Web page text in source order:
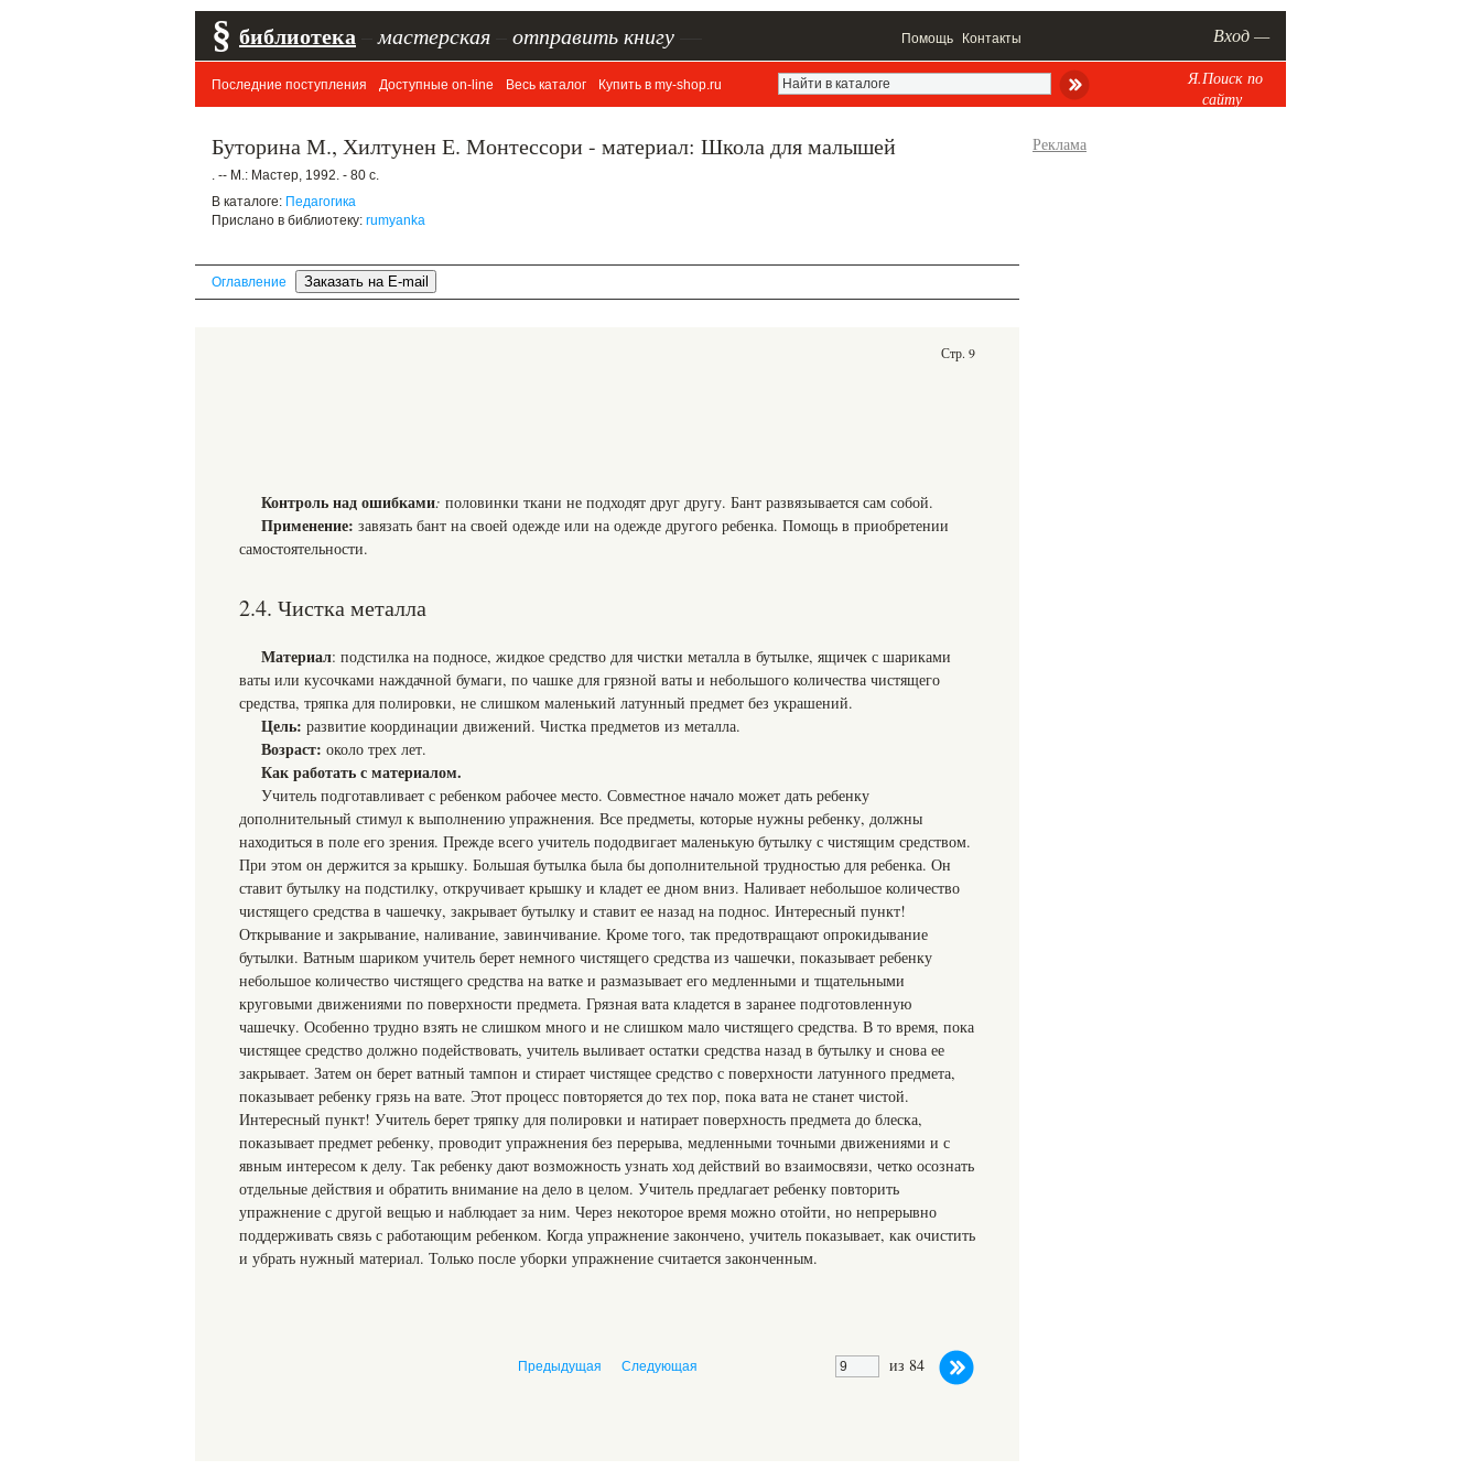
§ библиотека мастерская отправить книгу Помощь Контакты Вход —
Последние поступления Доступные on-line Весь каталог Купить в my-shop.ru
Я.Поиск по
сайту
Буторина М., Хилтунен Е. Монтессори - материал: Школа для малышей
. -- М.: Мастер, 1992. - 80 с.
В каталоге: Педагогика
Прислано в библиотеку: rumyanka
Оглавление
Стр. 9
Контроль над ошибками: половинки ткани не подходят друг другу. Бант развязывается сам собой.
Применение: завязать бант на своей одежде или на одежде другого ребенка. Помощь в приобретении
самостоятельности.
2.4. Чистка металла
Материал: подстилка на подносе, жидкое средство для чистки металла в бутылке, ящичек с шариками
ваты или кусочками наждачной бумаги, по чашке для грязной ваты и небольшого количества чистящего
средства, тряпка для полировки, не слишком маленький латунный предмет без украшений.
Цель: развитие координации движений. Чистка предметов из металла.
Возраст: около трех лет.
Как работать с материалом.
Учитель подготавливает с ребенком рабочее место. Совместное начало может дать ребенку
дополнительный стимул к выполнению упражнения. Все предметы, которые нужны ребенку, должны
находиться в поле его зрения. Прежде всего учитель пододвигает маленькую бутылку с чистящим средством.
При этом он держится за крышку. Большая бутылка была бы дополнительной трудностью для ребенка. Он
ставит бутылку на подстилку, откручивает крышку и кладет ее дном вниз. Наливает небольшое количество
чистящего средства в чашечку, закрывает бутылку и ставит ее назад на поднос. Интересный пункт!
Открывание и закрывание, наливание, завинчивание. Кроме того, так предотвращают опрокидывание
бутылки. Ватным шариком учитель берет немного чистящего средства из чашечки, показывает ребенку
небольшое количество чистящего средства на ватке и размазывает его медленными и тщательными
круговыми движениями по поверхности предмета. Грязная вата кладется в заранее подготовленную
чашечку. Особенно трудно взять не слишком много и не слишком мало чистящего средства. В то время, пока
чистящее средство должно подействовать, учитель выливает остатки средства назад в бутылку и снова ее
закрывает. Затем он берет ватный тампон и стирает чистящее средство с поверхности латунного предмета,
показывает ребенку грязь на вате. Этот процесс повторяется до тех пор, пока вата не станет чистой.
Интересный пункт! Учитель берет тряпку для полировки и натирает поверхность предмета до блеска,
показывает предмет ребенку, проводит упражнения без перерыва, медленными точными движениями и с
явным интересом к делу. Так ребенку дают возможность узнать ход действий во взаимосвязи, четко осознать
отдельные действия и обратить внимание на дело в целом. Учитель предлагает ребенку повторить
упражнение с другой вещью и наблюдает за ним. Через некоторое время можно отойти, но непрерывно
поддерживать связь с работающим ребенком. Когда упражнение закончено, учитель показывает, как очистить
и убрать нужный материал. Только после уборки упражнение считается законченным.
из 84
Предыдущая Следующая
Реклама